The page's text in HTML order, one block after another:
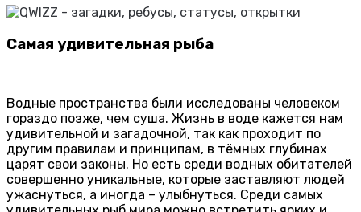
Самая удивительная рыба
Водные пространства были исследованы человеком
гораздо позже, чем суша. Жизнь в воде кажется нам
удивительной и загадочной, так как проходит по
другим правилам и принципам, в тёмных глубинах
царят свои законы. Но есть среди водных обитателей
совершенно уникальные, которые заставляют людей
ужаснуться, а иногда – улыбнуться. Среди самых